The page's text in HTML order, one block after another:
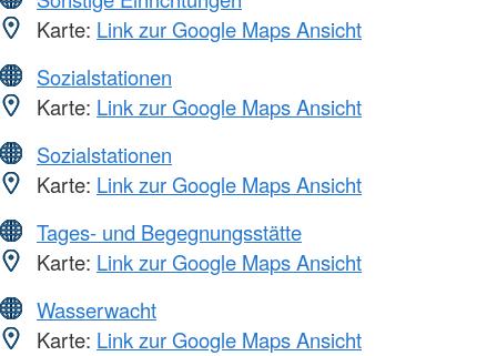
Karte: Link zur Google Maps Ansicht
Sozialstationen
Karte: Link zur Google Maps Ansicht
Sozialstationen
Karte: Link zur Google Maps Ansicht
Tages- und Begegnungsstätte
Karte: Link zur Google Maps Ansicht
Wasserwacht
Karte: Link zur Google Maps Ansicht